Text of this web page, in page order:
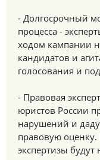
- Долгосрочный
процесса -
ходом кампании
кандидатов и
голосования и
- Правовая
юристов России
нарушений и
правовую
экспертизы